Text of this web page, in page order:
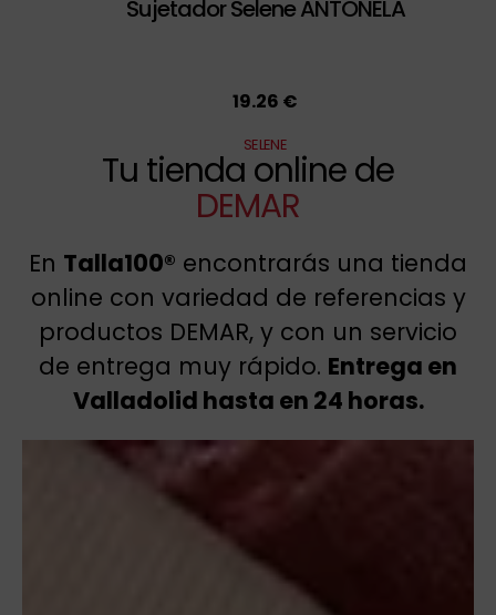
Sujetador Selene ANTONELA
19.26 €
SELENE
Tu tienda online de
DEMAR
En Talla100® encontrarás una tienda
online con variedad de referencias y
productos DEMAR, y con un servicio
de entrega muy rápido. Entrega en
Valladolid hasta en 24 horas.